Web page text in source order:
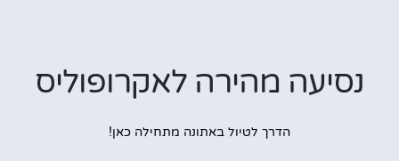
מהירה לאקרופוליס
הדרך לטיול באתונה מתחילה כאן!